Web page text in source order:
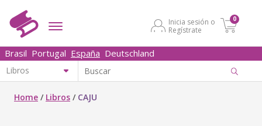
Inicia sesión o
Regístrate
0
Brasil Portugal España Deutschland
Home / Libros / CAJU